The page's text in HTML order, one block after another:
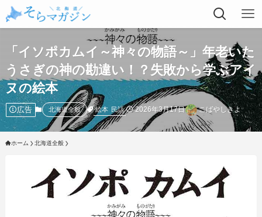
「イソポカムイ～神々の物語～」年老いた
うさぎの神の勘違い！？失敗から学ぶアイ
ヌの絵本
広告 北海道全般 絵本 民話 2026年3月17日 こばやしきよ
ホーム 北海道全般